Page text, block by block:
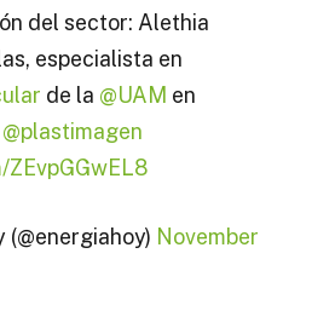
del sector: Alethia
especialista en
de la @UAM en
@plastimagen
November